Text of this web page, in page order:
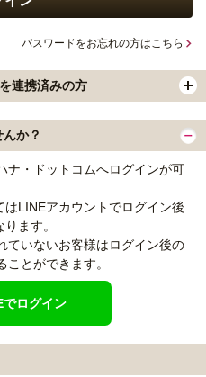
パスワードをお忘れの方はこちら
連携済みの方
か？
ナ・ドットコムへログインが可
LINEアカウントでログイン後
ます。
ていないお客様はログイン後の
とができます。
でログイン